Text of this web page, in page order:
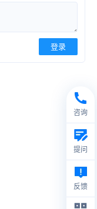
登录
咨询
提问
反馈